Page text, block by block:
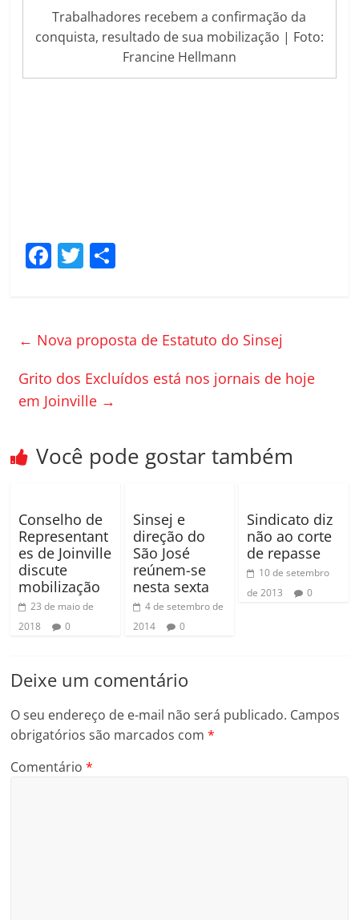
Trabalhadores recebem a confirmação da
conquista, resultado de sua mobilização | Foto:
Francine Hellmann
F
e
o
o
T
er p
til
← Nova proposta de Estatuto do Sinsej
Grito dos Excluídos está nos jornais de hoje
em Joinville →
Você pode gostar também
Conselho de
Representant
es de Joinville
discute
mobilização
23 de maio de
2018
0
Sinsej e
direção do
São José
reúnem-se
nesta sexta
4 de setembro de
2014
0
Sindicato diz
não ao corte
de repasse
10 de setembro
de 2013
0
Deixe um comentário
O seu endereço de e-mail não será publicado. Campos
obrigatórios são marcados com*
Comentário*